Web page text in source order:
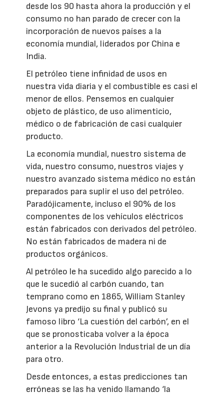
desde los 90 hasta ahora la producción y el
consumo no han parado de crecer con la
incorporación de nuevos países a la
economía mundial, liderados por China e
India.
El petróleo tiene infinidad de usos en
nuestra vida diaria y el combustible es casi el
menor de ellos. Pensemos en cualquier
objeto de plástico, de uso alimenticio,
médico o de fabricación de casi cualquier
producto.
La economía mundial, nuestro sistema de
vida, nuestro consumo, nuestros viajes y
nuestro avanzado sistema médico no están
preparados para suplir el uso del petróleo.
Paradójicamente, incluso el 90% de los
componentes de los vehículos eléctricos
están fabricados con derivados del petróleo.
No están fabricados de madera ni de
productos orgánicos.
Al petróleo le ha sucedido algo parecido a lo
que le sucedió al carbón cuando, tan
temprano como en 1865, William Stanley
Jevons ya predijo su final y publicó su
famoso libro ‘La cuestión del carbón’, en el
que se pronosticaba volver a la época
anterior a la Revolución Industrial de un día
para otro.
Desde entonces, a estas predicciones tan
erróneas se las ha venido llamando ‘la